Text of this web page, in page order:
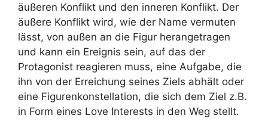
äußeren Konflikt und den inneren Konflikt. Der
äußere Konflikt wird, wie der Name vermuten
lässt, von außen an die Figur herangetragen
und kann ein Ereignis sein, auf das der
Protagonist reagieren muss, eine Aufgabe, die
ihn von der Erreichung seines Ziels abhält oder
eine Figurenkonstellation, die sich dem Ziel z.B.
in Form eines Love Interests in den Weg stellt.